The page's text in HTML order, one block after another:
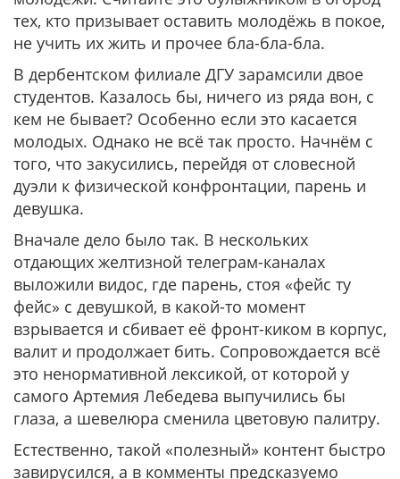
тех, кто призывает оставить молодёжь в покое,
не учить их жить и прочее бла-бла-бла.
В дербентском филиале ДГУ зарамсили двое
студентов. Казалось бы, ничего из ряда вон, с
кем не бывает? Особенно если это касается
молодых. Однако не всё так просто. Начнём с
того, что закусились, перейдя от словесной
дуэли к физической конфронтации, парень и
девушка.
Вначале дело было так. В нескольких
отдающих желтизной телеграм-каналах
выложили видос, где парень, стоя «фейс ту
фейс» с девушкой, в какой-то момент
взрывается и сбивает её фронт-киком в корпус,
валит и продолжает бить. Сопровождается всё
это ненормативной лексикой, от которой у
самого Артемия Лебедева выпучились бы
глаза, а шевелюра сменила цветовую палитру.
Естественно, такой «полезный» контент быстро
завирусился, а в комменты предсказуемо